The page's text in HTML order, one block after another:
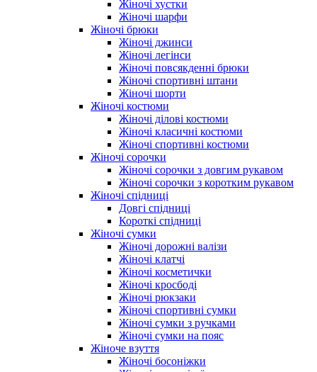
Жіночі хустки
Жіночі шарфи
Жіночі брюки
Жіночі джинси
Жіночі легінси
Жіночі повсякденні брюки
Жіночі спортивні штани
Жіночі шорти
Жіночі костюми
Жіночі ділові костюми
Жіночі класичні костюми
Жіночі спортивні костюми
Жіночі сорочки
Жіночі сорочки з довгим рукавом
Жіночі сорочки з коротким рукавом
Жіночі спідниці
Довгі спідниці
Короткі спідниці
Жіночі сумки
Жіночі дорожні валізи
Жіночі клатчі
Жіночі косметички
Жіночі кросбоді
Жіночі рюкзаки
Жіночі спортивні сумки
Жіночі сумки з ручками
Жіночі сумки на пояс
Жіноче взуття
Жіночі босоніжки